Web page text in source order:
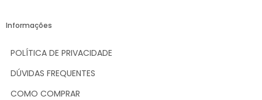
Informações
POLÍTICA DE PRIVACIDADE
DÚVIDAS FREQUENTES
COMO COMPRAR